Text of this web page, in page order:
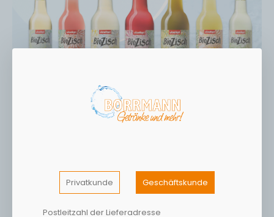
Privatkunde Geschäftskunde
Postleitzahl der Lieferadresse